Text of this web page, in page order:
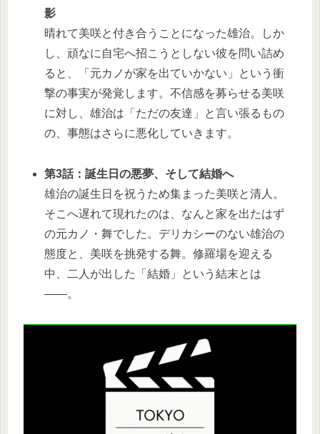
影
晴れて美咲と付き合うことになった雄治。しか
し、頑なに自宅へ招こうとしない彼を問い詰め
ると、「元カノが家を出ていかない」という衝
撃の事実が発覚します。不信感を募らせる美咲
に対し、雄治は「ただの友達」と言い張るもの
の、事態はさらに悪化していきます。
第3話：誕生日の悪夢、そして結婚へ
雄治の誕生日を祝うため集まった美咲と清人。
そこへ遅れて現れたのは、なんと家を出たはず
の元カノ・舞でした。デリカシーのない雄治の
態度と、美咲を挑発する舞。修羅場を迎える
中、二人が出した「結婚」という結末とは
——。